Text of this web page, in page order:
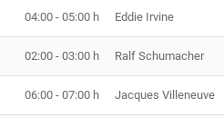
04:00 - 05:00 h Eddie Irvine
02:00 - 03:00 h Ralf Schumacher
06:00 - 07:00 h Jacques Villeneuve